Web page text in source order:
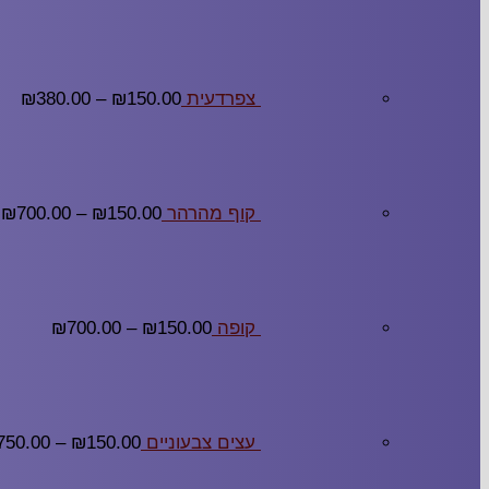
צפרדעית ₪150.00
–
₪380.00
קוף מהרהר ₪150.00
–
₪700.00
קופה ₪150.00
–
₪700.00
עצים צבעוניים ₪150.00
–